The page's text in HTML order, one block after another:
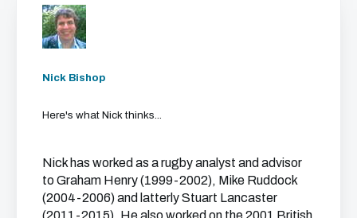
Nick Bishop
Here's what Nick thinks...
Nick has worked as a rugby analyst and advisor
to Graham Henry (1999-2002), Mike Ruddock
(2004-2006) and latterly Stuart Lancaster